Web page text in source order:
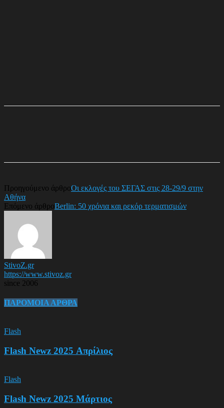
Προηγούμενο άρθροΟι εκλογές του ΣΕΓΑΣ στις 28-29/9 στην
Αθήνα
Επόμενο άρθροBerlin: 50 χρόνια και ρεκόρ τερματισμών
StivoZ.gr
https://www.stivoz.gr
since 2006
ΠΑΡΟΜΟΙΑ ΑΡΘΡΑ
Flash
Flash Newz 2025 Απρίλιος
Flash
Flash Newz 2025 Μάρτιος